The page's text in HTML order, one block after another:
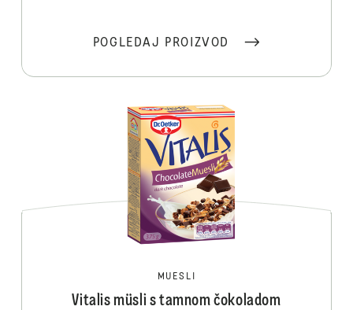
POGLEDAJ PROIZVOD
MUESLI
Vitalis müsli s tamnom čokoladom